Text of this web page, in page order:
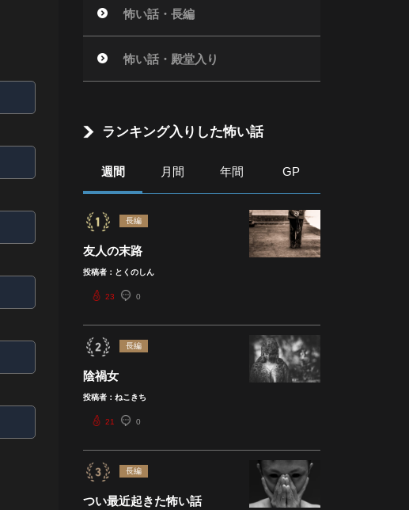
怖い話・長編
怖い話・殿堂入り
ランキング入りした怖い話
週間 月間 年間 GP
長編
友人の末路
投稿者：とくのしん
23 0
長編
陰禍女
投稿者：ねこきち
21 0
長編
つい最近起きた怖い話